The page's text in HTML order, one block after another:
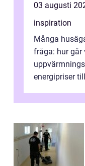
03 augusti
inspiration
Många
fråga: hur går
energipriser